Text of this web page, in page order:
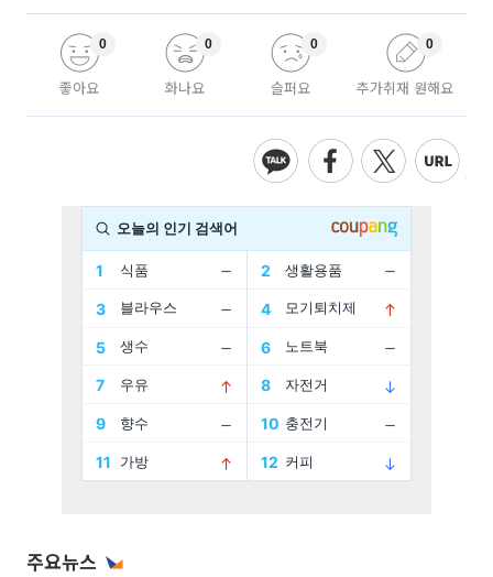
좋아요
0
화나요
0
슬퍼요
0
추가취재 원해요
0
주요뉴스